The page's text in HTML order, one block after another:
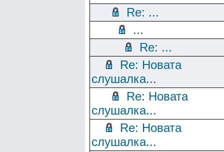
Re: ...
...
Re: ...
Re: Новата
слушалка...
Re: Новата
слушалка...
Re: Новата
слушалка...